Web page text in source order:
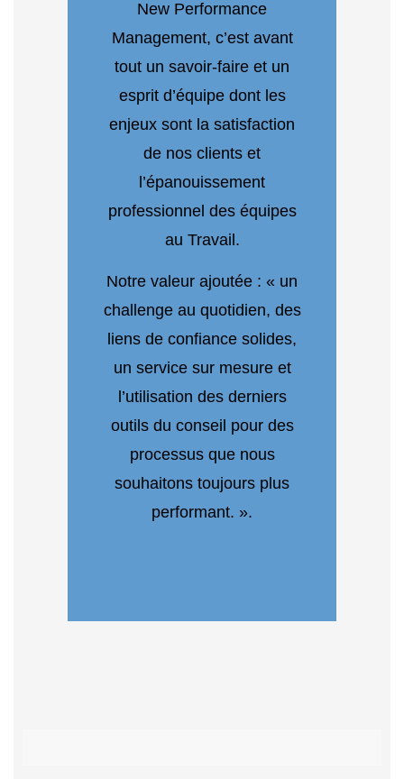
New Performance
Management, c’est avant
tout un savoir-faire et un
esprit d’équipe dont les
enjeux sont la satisfaction
de nos clients et
l’épanouissement
professionnel des équipes
au Travail.
Notre valeur ajoutée : « un
challenge au quotidien, des
liens de confiance solides,
un service sur mesure et
l’utilisation des derniers
outils du conseil pour des
processus que nous
souhaitons toujours plus
performant. ».